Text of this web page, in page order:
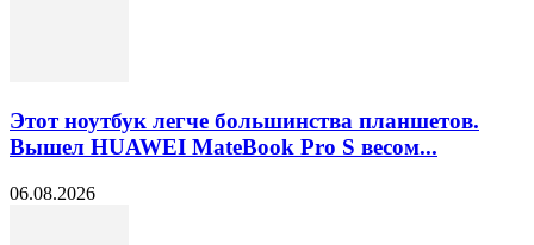
Этот ноутбук легче большинства планшетов.
Вышел HUAWEI MateBook Pro S весом...
06.08.2026